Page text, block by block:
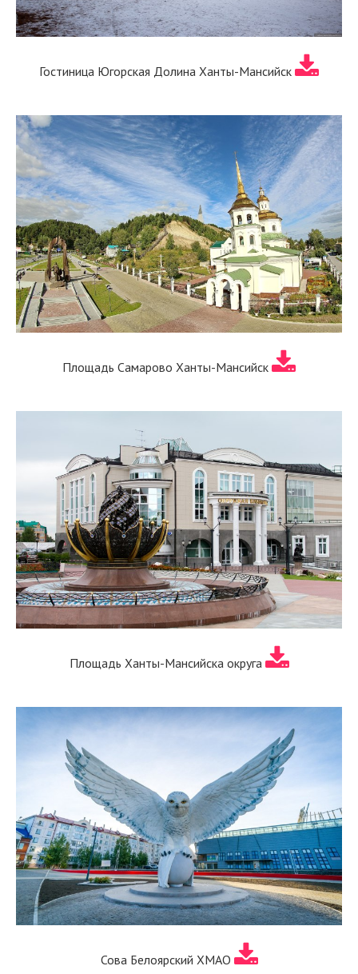
Гостиница Югорская Долина Ханты-Мансийск
Площадь Самарово Ханты-Мансийск
Площадь Ханты-Мансийска округа
Сова Белоярский ХМАО